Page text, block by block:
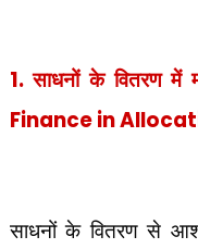
1.साधनों के वितरण में
Finance in
साधनों के वितरण से